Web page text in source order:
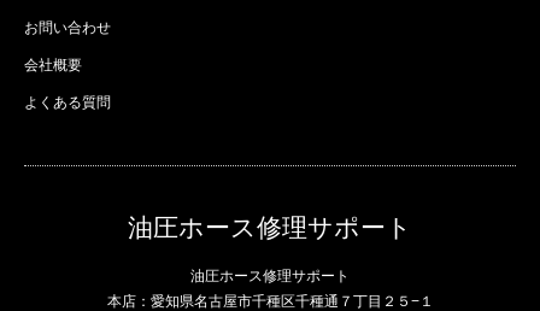
お問い合わせ
会社概要
よくある質問
油圧ホース修理サポート
油圧ホース修理サポート
本店：愛知県名古屋市千種区千種通７丁目２５−１